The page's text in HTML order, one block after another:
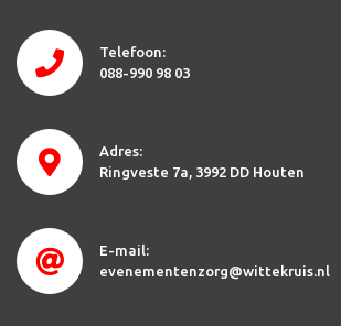
Telefoon:
088-990 98 03
Adres:
Ringveste 7a 3992 DD Houten
E-mail:
evenementenzorg@wittekruis.nl